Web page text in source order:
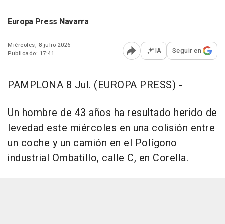
Europa Press Navarra
Miércoles, 8 julio 2026
Publicado: 17:41
Abrir opciones para
IA Seguir en
PAMPLONA 8 Jul. (EUROPA PRESS) -
Un hombre de 43 años ha resultado herido de
levedad este miércoles en una colisión entre
un coche y un camión en el Polígono
industrial Ombatillo, calle C, en Corella.